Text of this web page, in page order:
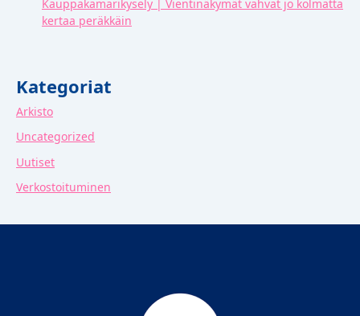
Kauppakamarikysely | Vientinäkymät vahvat jo kolmatta
kertaa peräkkäin
Kategoriat
Arkisto
Uncategorized
Uutiset
Verkostoituminen